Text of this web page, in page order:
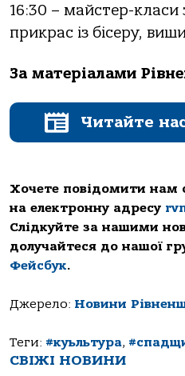
16:30 – майстер-класи
прикрас із бісеру,
За матеріалами
Читайте
Хочете повідомити нам
на електронну адресу
Слідкуйте за нашими
долучайтеся до нашої
Фейсбук.
Джерело: Новини
Теги: #куьльтура,
СВІЖІ НОВИНИ